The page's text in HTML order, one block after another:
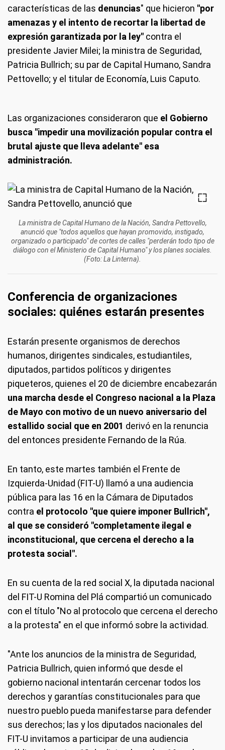
características de las denuncias" que hicieron "por
amenazas y el intento de recortar la libertad de
expresión garantizada por la ley" contra el
presidente Javier Milei; la ministra de Seguridad,
Patricia Bullrich; su par de Capital Humano, Sandra
Pettovello; y el titular de Economía, Luis Caputo.
Las organizaciones consideraron que el Gobierno
busca "impedir una movilización popular contra el
brutal ajuste que lleva adelante" esa
administración.
La ministra de Capital Humano de la Nación, Sandra Pettovello,
anunció que "todos aquellos que hayan promovido, instigado,
organizado o participado" de cortes de calles "perderán todo tipo de
diálogo con el Ministerio de Capital Humano" y los planes sociales.
(Foto: La Linterna).
Conferencia de organizaciones
sociales: quiénes estarán presentes
Estarán presente organismos de derechos
humanos, dirigentes sindicales, estudiantiles,
diputados, partidos políticos y dirigentes
piqueteros, quienes el 20 de diciembre encabezarán
una marcha desde el Congreso nacional a la Plaza
de Mayo con motivo de un nuevo aniversario del
estallido social que en 2001 derivó en la renuncia
del entonces presidente Fernando de la Rúa.
En tanto, este martes también el Frente de
Izquierda-Unidad (FIT-U) llamó a una audiencia
pública para las 16 en la Cámara de Diputados
contra el protocolo "que quiere imponer Bullrich",
al que se consideró "completamente ilegal e
inconstitucional, que cercena el derecho a la
protesta social".
En su cuenta de la red social X, la diputada nacional
del FIT-U Romina del Plá compartió un comunicado
con el título "No al protocolo que cercena el derecho
a la protesta" en el que informó sobre la actividad.
"Ante los anuncios de la ministra de Seguridad,
Patricia Bullrich, quien informó que desde el
gobierno nacional intentarán cercenar todos los
derechos y garantías constitucionales para que
nuestro pueblo pueda manifestarse para defender
sus derechos; las y los diputados nacionales del
FIT-U invitamos a participar de una audiencia